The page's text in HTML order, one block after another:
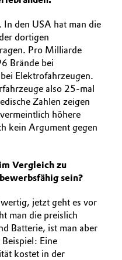
den USA hat man die
dortigen
Pro Milliarde
Brände bei
Elektrofahrzeugen.
also 25-mal
Zahlen zeigen
höhere
kein Argument gegen
Vergleich zu
sein?
jetzt geht es vor
man die preislich
Batterie, ist man aber
Eine
kostet in der